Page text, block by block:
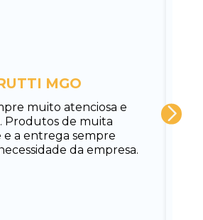
muito atenciosa e
Produtos de muita
a entrega sempre
da empresa.
MGO